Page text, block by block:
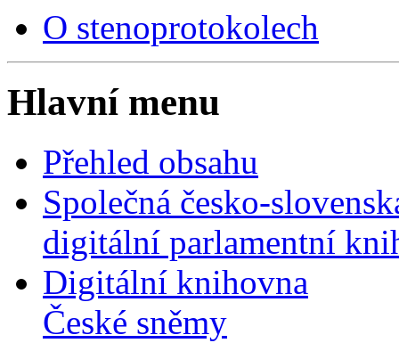
O stenoprotokolech
Hlavní menu
Přehled obsahu
Společná česko-
digitální parlamentní
Digitální knihovna
České sněmy